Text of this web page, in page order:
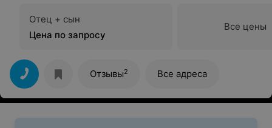
Отец + сын
Цена по запросу
Все цены
Отзывы2 Все адреса